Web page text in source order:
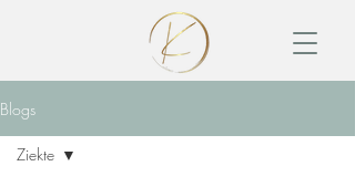
Blogs
Ziekte